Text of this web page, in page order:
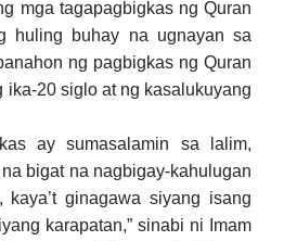
mga tagapagbigkas ng Quran
huling buhay na ugnayan sa
ng pagbigkas ng Quran
ika-20 siglo at ng kasalukuyang
ay sumasalamin sa lalim,
bigat na nagbigay-kahulugan
ginagawa siyang isang
karapatan,” sinabi ni Imam